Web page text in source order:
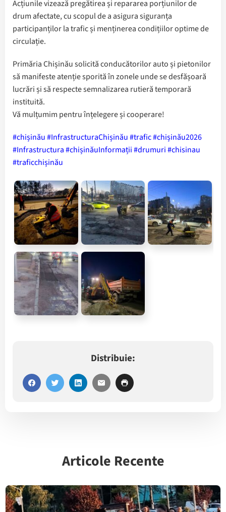
Acțiunile vizează pregătirea și repararea porțiunilor de
drum afectate, cu scopul de a asigura siguranța
participanților la trafic și menținerea condițiilor optime de
circulație.
Primăria Chișinău solicită conducătorilor auto și pietonilor
să manifeste atenție sporită în zonele unde se desfășoară
lucrări și să respecte semnalizarea rutieră temporară
instituită.
Vă mulțumim pentru înțelegere și cooperare!
#chișinău#InfrastructuraChișinău#trafic#chișinău2026
#Infrastructura#chișinăuInformații#drumuri#chisinau
#traficchișinău
Distribuie:
Articole Recente